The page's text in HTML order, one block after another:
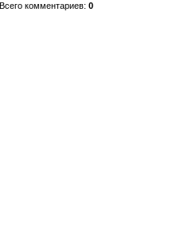
Всего комментариев: 0